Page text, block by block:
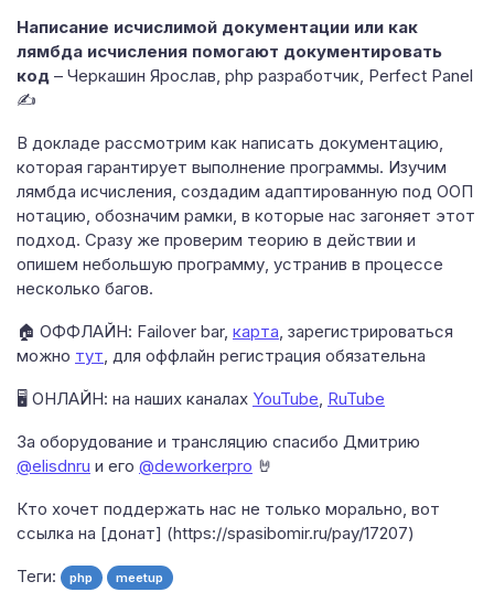
Написание исчислимой документации или как
лямбда исчисления помогают документировать
код – Черкашин Ярослав, php разработчик, Perfect Panel
✍
В докладе рассмотрим как написать документацию,
которая гарантирует выполнение программы. Изучим
лямбда исчисления, создадим адаптированную под ООП
нотацию, обозначим рамки, в которые нас загоняет этот
подход. Сразу же проверим теорию в действии и
опишем небольшую программу, устранив в процессе
несколько багов.
🏠 ОФФЛАЙН: Failover bar, карта, зарегистрироваться
можно тут, для оффлайн регистрация обязательна
🖥 ОНЛАЙН: на наших каналах YouTube, RuTube
За оборудование и трансляцию спасибо Дмитрию
@elisdnru и его @deworkerpro 🤘
Кто хочет поддержать нас не только морально, вот
ссылка на [донат] (https://spasibomir.ru/pay/17207)
Теги: php meetup